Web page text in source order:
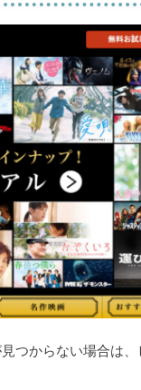
つからない場合は、